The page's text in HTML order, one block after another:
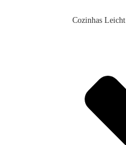
Cozinhas Leicht